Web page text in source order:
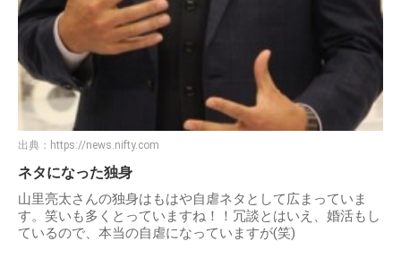
出典： https://news.nifty.com
ネタになった独身
山里亮太さんの独身はもはや自虐ネタとして広まっていま
す。笑いも多くとっていますね！！冗談とはいえ、婚活もし
ているので、本当の自虐になっていますが(笑)